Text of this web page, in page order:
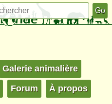
Galerie animalière
Forum À propos